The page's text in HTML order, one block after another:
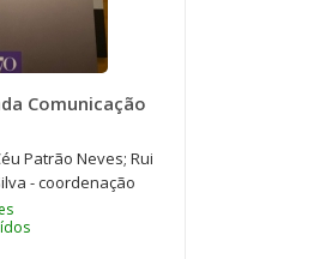
Comunicação
Patrão Neves; Rui
- coordenação